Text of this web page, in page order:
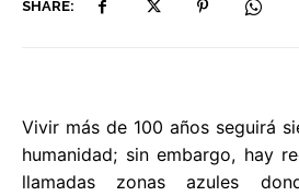
SHARE:
Vivir más de 100 años seguirá
humanidad; sin embargo, hay
llamadas zonas azules